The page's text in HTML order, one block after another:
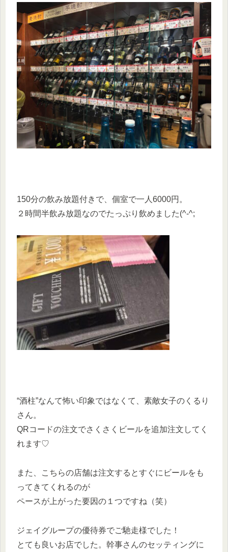
150分の飲み放題付きで、個室で一人6000円。
２時間半飲み放題なのでたっぷり飲めました(^-^;
“酒柱”なんて怖い印象ではなくて、素敵女子のくるり
さん。
QRコードの注文でさくさくビールを追加注文してく
れます♡
また、こちらの店舗は注文するとすぐにビールをも
ってきてくれるのが
ペースが上がった要因の１つですね（笑）
ジェイグループの優待券でご馳走様でした！
とても良いお店でした。幹事さんのセッティングに